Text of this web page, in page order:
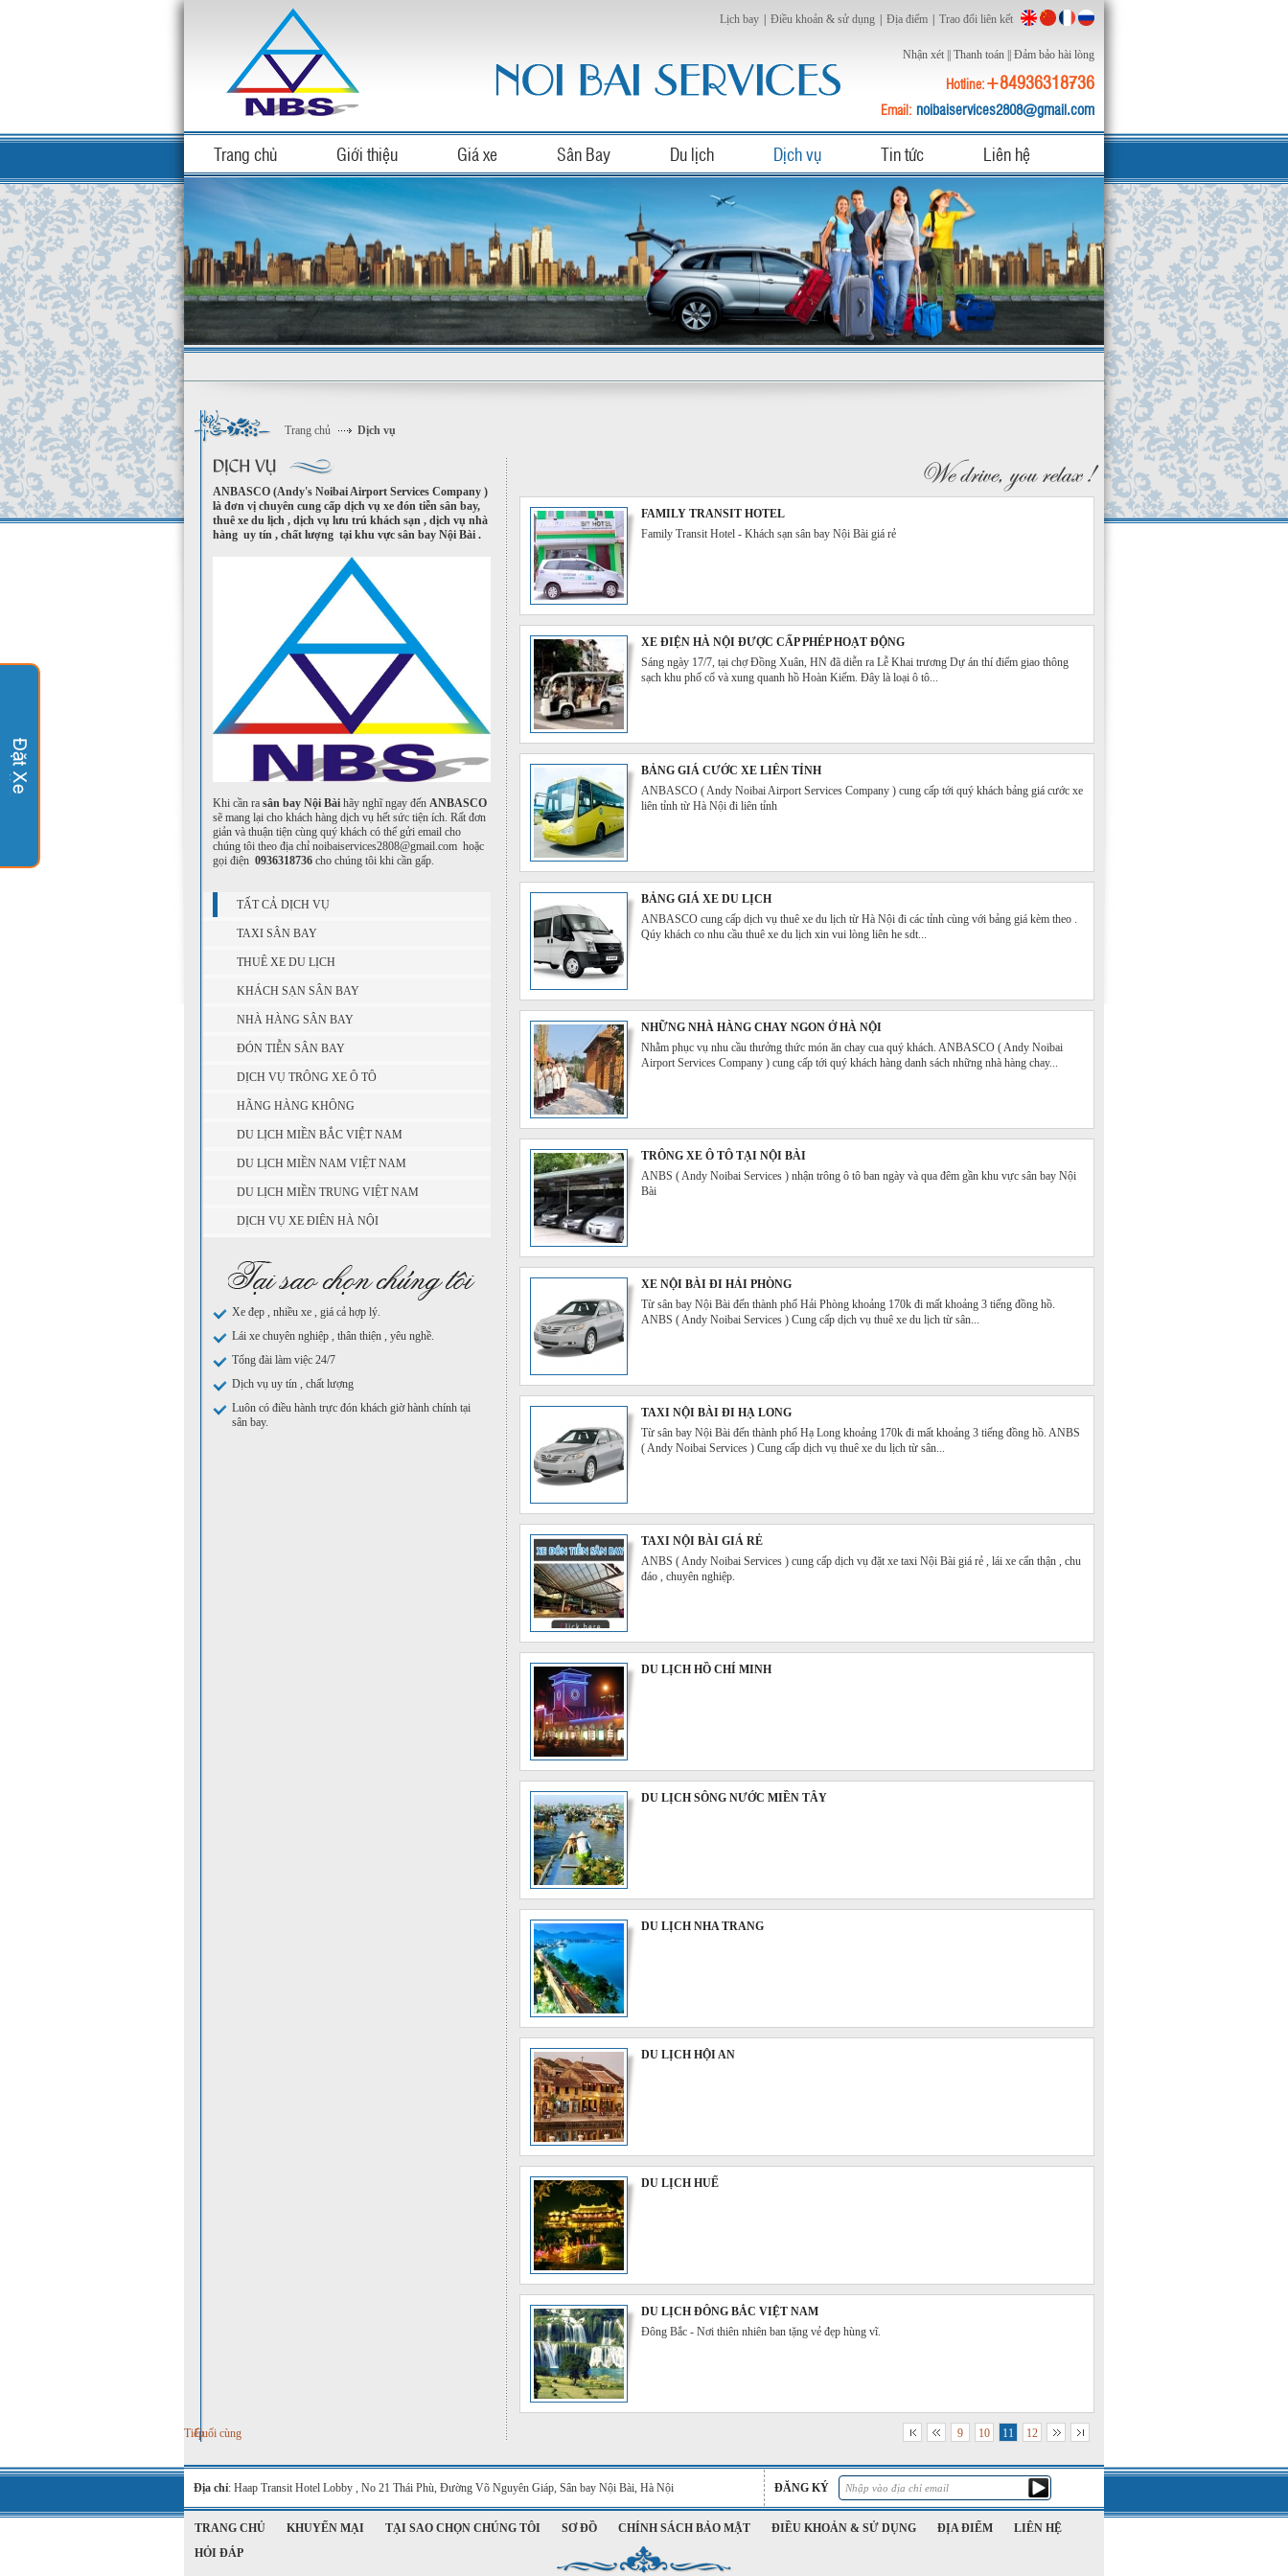
Lịch bay Điều khoản & sử dụng Địa điểm Trao đổi liên kết
Nhận xét Thanh toán Đảm bảo hài lòng
Hotline:+84936318736
Email: noibaiservices2808@gmail.com
Trang chủ Giới thiệu Giá xe Sân Bay Du lịch Dịch vụ Tin tức Liên hệ
Trang chủ Dịch vụ
ANBASCO (Andy's Noibai Airport Services Company )
là đơn vị chuyên cung cấp dịch vụ xe đón tiễn sân bay,
thuê xe du lịch , dịch vụ lưu trú khách sạn , dịch vụ nhà
hàng uy tín , chất lượng tại khu vực sân bay Nội Bài .
Khi cần ra sân bay Nội Bài hãy nghĩ ngay đến ANBASCO
sẽ mang lại cho khách hàng dịch vụ hết sức tiện ích. Rất đơn
giản và thuận tiện cùng quý khách có thể gửi email cho
chúng tôi theo địa chỉ noibaiservices2808@gmail.com hoặc
gọi điện 0936318736 cho chúng tôi khi cần gấp.
TẤT CẢ DỊCH VỤ
TAXI SÂN BAY
THUÊ XE DU LỊCH
KHÁCH SẠN SÂN BAY
NHÀ HÀNG SÂN BAY
ĐÓN TIỄN SÂN BAY
DỊCH VỤ TRÔNG XE Ô TÔ
HÃNG HÀNG KHÔNG
DU LỊCH MIỀN BẮC VIỆT NAM
DU LỊCH MIỀN NAM VIỆT NAM
DU LỊCH MIỀN TRUNG VIỆT NAM
DỊCH VỤ XE ĐIÊN HÀ NỘI
Xe đẹp , nhiều xe , giá cả hợp lý.
Lái xe chuyên nghiệp , thân thiện , yêu nghề.
Tổng đài làm việc 24/7
Dịch vụ uy tín , chất lượng
Luôn có điều hành trực đón khách giờ hành chính tại
sân bay.
FAMILY TRANSIT HOTEL
Family Transit Hotel - Khách sạn sân bay Nội Bài giá rẻ
XE ĐIỆN HÀ NỘI ĐƯỢC CẤP PHÉP HOẠT ĐỘNG
Sáng ngày 17/7, tại chợ Đồng Xuân, HN đã diễn ra Lễ Khai trương Dự án thí điểm giao thông
sạch khu phố cổ và xung quanh hồ Hoàn Kiếm. Đây là loại ô tô...
BẢNG GIÁ CƯỚC XE LIÊN TỈNH
ANBASCO ( Andy Noibai Airport Services Company ) cung cấp tới quý khách bảng giá cước xe
liên tỉnh từ Hà Nội đi liên tỉnh
BẢNG GIÁ XE DU LỊCH
ANBASCO cung cấp dịch vụ thuê xe du lịch từ Hà Nội đi các tỉnh cùng với bảng giá kèm theo .
Qúy khách co nhu cầu thuê xe du lịch xin vui lòng liên he sdt...
NHỮNG NHÀ HÀNG CHAY NGON Ở HÀ NỘI
Nhằm phục vụ nhu cầu thưởng thức món ăn chay cua quý khách. ANBASCO ( Andy Noibai
Airport Services Company ) cung cấp tới quý khách hàng danh sách những nhà hàng chay...
TRÔNG XE Ô TÔ TẠI NỘI BÀI
ANBS ( Andy Noibai Services ) nhận trông ô tô ban ngày và qua đêm gần khu vực sân bay Nội
Bài
XE NỘI BÀI ĐI HẢI PHÒNG
Từ sân bay Nội Bài đến thành phố Hải Phòng khoảng 170k đi mất khoảng 3 tiếng đồng hồ.
ANBS ( Andy Noibai Services ) Cung cấp dịch vụ thuê xe du lịch từ sân...
TAXI NỘI BÀI ĐI HẠ LONG
Từ sân bay Nội Bài đến thành phố Hạ Long khoảng 170k đi mất khoảng 3 tiếng đồng hồ. ANBS
( Andy Noibai Services ) Cung cấp dịch vụ thuê xe du lịch từ sân...
TAXI NỘI BÀI GIÁ RẺ
ANBS ( Andy Noibai Services ) cung cấp dịch vụ đặt xe taxi Nội Bài giá rẻ , lái xe cẩn thận , chu
đáo , chuyên nghiệp.
DU LỊCH HỒ CHÍ MINH
DU LỊCH SÔNG NƯỚC MIỀN TÂY
DU LỊCH NHA TRANG
DU LỊCH HỘI AN
DU LỊCH HUẾ
DU LỊCH ĐÔNG BẮC VIỆT NAM
Đông Bắc - Nơi thiên nhiên ban tặng vẻ đẹp hùng vĩ.
9 10 11 12
TiếpCuối cùng
Địa chỉ: Haap Transit Hotel Lobby , No 21 Thái Phù, Đường Võ Nguyên Giáp, Sân bay Nội Bài, Hà Nội ĐĂNG KÝ
TRANG CHỦ KHUYẾN MẠI TẠI SAO CHỌN CHÚNG TÔI SƠ ĐỒ CHÍNH SÁCH BẢO MẬT ĐIỀU KHOẢN & SỬ DỤNG ĐỊA ĐIỂM
LIÊN HỆ
HỎI ĐÁP